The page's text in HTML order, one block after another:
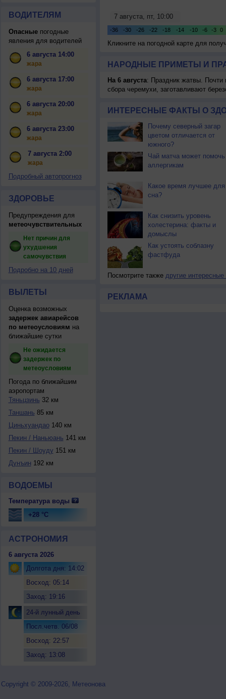
ВОДИТЕЛЯМ
Опасныепогодные
явления для водителей
6 августа 14:00
жара
6 августа 17:00
жара
6 августа 20:00
жара
6 августа 23:00
жара
7 августа 2:00
жара
Подробный автопрогноз
ЗДОРОВЬЕ
Предупреждения для
метеочувствительных
Нет причин для
ухудшения
самочувствия
Подробно на 10 дней
ВЫЛЕТЫ
Оценка возможных
задержек авиарейсов
по метеоусловиям на
ближайшие сутки
Не ожидается
задержек по
метеоусловиям
Погода по ближайшим
аэропортам
Тяньцзинь 32 км
Таншань 85 км
Циньхуандао140 км
Пекин / Наньюань 141 км
Пекин / Шоуду 151 км
Дунъин 192 км
ВОДОЕМЫ
Температура воды
+28 °C
АСТРОНОМИЯ
6 августа 2026
Долгота дня: 14:02
Восход: 05:14
Заход: 19:16
24-й лунный день
Посл.четв. 06/08
Восход: 22:57
Заход: 13:08
Кликните на погодной карте для
НАРОДНЫЕ ПРИМЕТЫ И
На 6 августа: Праздник жатвы. Почти
сбора черемухи, заготавливают
ИНТЕРЕСНЫЕ ФАКТЫ О
Почему северный загар
цветом отличается от
южного?
Чай матча может помочь
аллергикам
Какое время лучшее для
сна?
Как снизить уровень
холестерина: факты и
домыслы
Как устоять соблазну
фастфуда
Посмотрите также другие интересные
РЕКЛАМА
Copyright © 2009-2026, Метеонова